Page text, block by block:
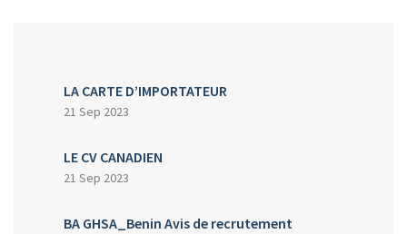
LA CARTE D’IMPORTATEUR
21 Sep 2023
LE CV CANADIEN
21 Sep 2023
BA GHSA_Benin Avis de recrutement